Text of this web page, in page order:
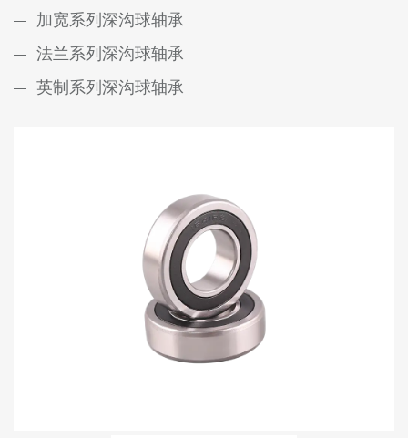
加宽系列深沟球轴承
法兰系列深沟球轴承
英制系列深沟球轴承